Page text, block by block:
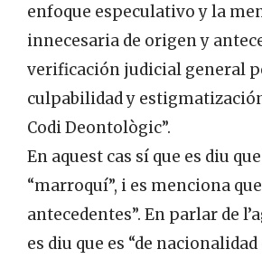
enfoque especulativo y la
innecesaria de origen y
verificación judicial general
culpabilidad y
Codi Deontològic”.
En aquest cas sí que es diu
“marroquí”, i es menciona
antecedentes”. En parlar de
es diu que es “de nacionalidad